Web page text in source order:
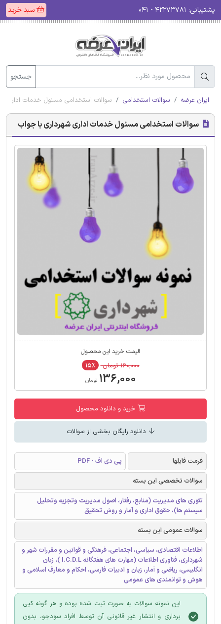
پشتیبانی: سبد خرید
جستجو
ایران عرضه سوالات استخدامی سوالات استخدامی مسئول خدمات اداری
سوالات استخدامی مسئول خدمات اداری شهرداری با جواب
قیمت خرید این محصول
۱۶۰,۰۰۰ تومان ۱۵٪
۱۳۶,۰۰۰ تومان
خرید و دانلود محصول
دانلود رایگان بخشی از سوالات
فرمت فایلها
پی دی اف - PDF
سوالات تخصصی این بسته
تئوری های مدیریت (منابع، رفتار، اصول مدیریت وتجزیه وتحلیل
سیستم ها)، حقوق اداری و آمار و روش تحقیق
سوالات عمومی این بسته
اطلاعات اقتصادی، سیاسی، اجتماعی، فرهنگی و قوانین و مقررات شهر و
شهرداری، فناوری اطلاعات (مهارت های هفتگانه I.C.D.L )، زبان
انگلیسی، ریاضی و آمار، زبان و ادبیات فارسی، احکام و معارف اسلامی و
هوش و توانمندی های عمومی
این نمونه سوالات به صورت ثبت شده بوده و هر گونه کپی
برداری و انتشار غیر قانونی آن توسط افراد سودجو، بدون